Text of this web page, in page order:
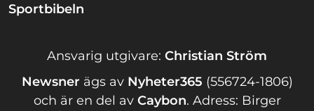
Sportbibeln
Ansvarig utgivare: Christian Ström
Newsner ägs av Nyheter365 (556724-1806)
och är en del av Caybon. Adress: Birger